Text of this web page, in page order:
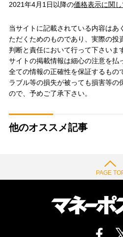
2021年4月1日以降の価格表示に関し
当サイトに記載されている内容はあ
ただくためのものであり、実際の投
判断と責任において行って下さいま
サイトの掲載情報は細心の注意を払
全ての情報の正確性を保証するもの
ラブル等の損失が被っても損害等の
ので、予めご了承下さい。
他のオススメ記事
PAGE